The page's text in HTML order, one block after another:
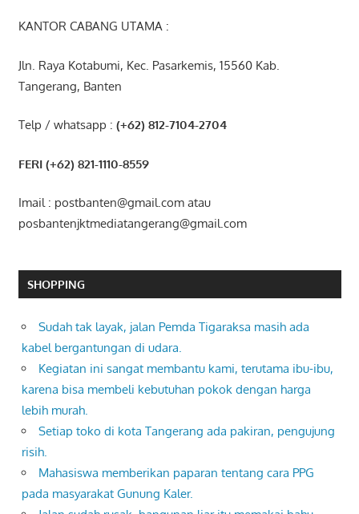
KANTOR CABANG UTAMA :
Jln. Raya Kotabumi, Kec. Pasarkemis, 15560 Kab.
Tangerang, Banten
Telp / whatsapp : (+62) 812-7104-2704
FERI (+62) 821-1110-8559
Imail : postbanten@gmail.com atau
posbantenjktmediatangerang@gmail.com
SHOPPING
Sudah tak layak, jalan Pemda Tigaraksa masih ada
kabel bergantungan di udara.
Kegiatan ini sangat membantu kami, terutama ibu-ibu,
karena bisa membeli kebutuhan pokok dengan harga
lebih murah.
Setiap toko di kota Tangerang ada pakiran, pengujung
risih.
Mahasiswa memberikan paparan tentang cara PPG
pada masyarakat Gunung Kaler.